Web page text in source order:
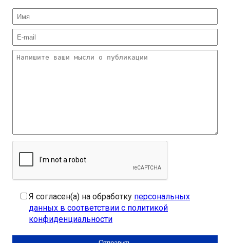
Я согласен(а) на обработку персональных
данных в соответствии с политикой
конфиденциальности